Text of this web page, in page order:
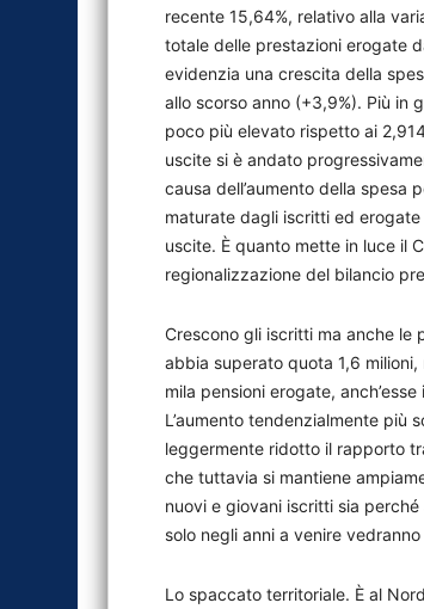
recente 15,64%, relativo alla
totale delle prestazioni erogate
evidenzia una crescita della
allo scorso anno (+3,9%). Più in
poco più elevato rispetto ai
uscite si è andato
causa dell’aumento della spesa
maturate dagli iscritti ed
uscite. È quanto mette in luce il
regionalizzazione del bilancio
Crescono gli iscritti ma anche le
abbia superato quota 1,6 milioni,
mila pensioni erogate,
L’aumento tendenzialmente più
leggermente ridotto il rapporto
che tuttavia si mantiene
nuovi e giovani iscritti sia
solo negli anni a venire
Lo spaccato territoriale. È al